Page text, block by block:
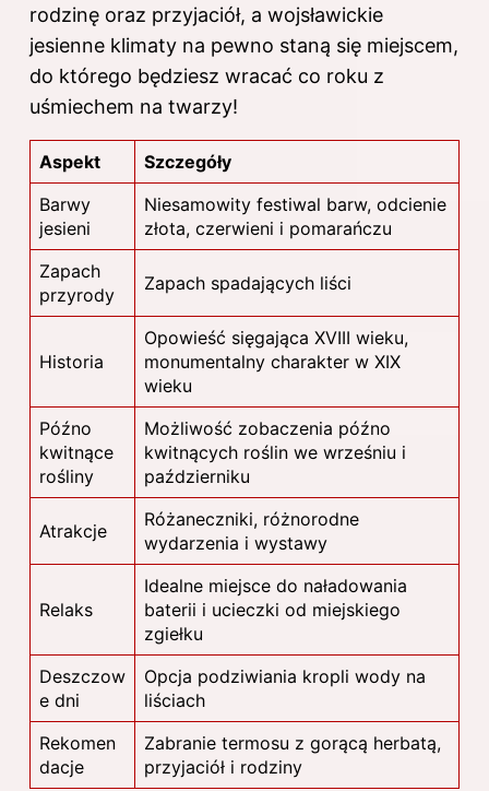
rodzinę oraz przyjaciół, a wojsławickie
jesienne klimaty na pewno staną się miejscem,
do którego będziesz wracać co roku z
uśmiechem na twarzy!
Aspekt
Szczegóły
Barwy
jesieni
Niesamowity festiwal barw, odcienie
złota, czerwieni i pomarańczu
Zapach
przyrody
Zapach spadających liści
Historia
Opowieść sięgająca XVIII wieku,
monumentalny charakter w XIX
wieku
Późno
kwitnące
rośliny
Możliwość zobaczenia późno
kwitnących roślin we wrześniu i
październiku
Atrakcje
Różaneczniki, różnorodne
wydarzenia i wystawy
Relaks
Idealne miejsce do naładowania
baterii i ucieczki od miejskiego
zgiełku
Deszczow
e dni
Opcja podziwiania kropli wody na
liściach
Rekomen
dacje
Zabranie termosu z gorącą herbatą,
przyjaciół i rodziny